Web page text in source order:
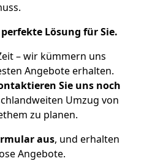
Lösung für Sie.
– wir kümmern uns
Angebote erhalten.
Sie uns noch
Umzug von
zu planen.
aus, und erhalten
Angebote.